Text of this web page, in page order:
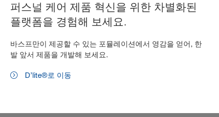
퍼스널 케어 제품 혁신을 위한 차별화된
플랫폼을 경험해 보세요.
바스프만이 제공할 수 있는 포뮬레이션에서 영감을 얻어, 한
발 앞서 제품을 개발해 보세요.
D’lite®로 이동